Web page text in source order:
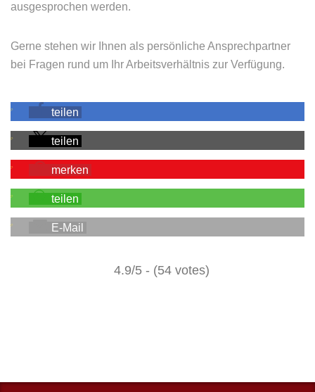
ausgesprochen werden.
Gerne stehen wir Ihnen als persönliche Ansprechpartner
bei Fragen rund um Ihr Arbeitsverhältnis zur Verfügung.
teilen
teilen
merken
teilen
E-Mail
4.9/5 - (54 votes)